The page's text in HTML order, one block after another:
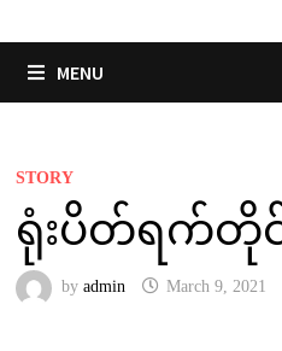
MENU
STORY
ရုံးပိတ်ရက်တို
by admin March 9, 2021